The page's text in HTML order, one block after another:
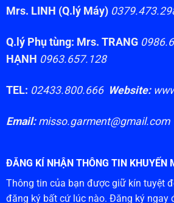
Mrs. LINH (Q.lý Máy)
Q.lý Phụ tùng: Mrs. TRANG
HẠNH 0963.657.128
TEL: 02433.800.666 Website:
Email:misso.garment@gmail.com
ĐĂNG KÍ NHẬN THÔNG TIN KHUYẾN
Thông tin của bạn được giữ kín tuyệt
đăng ký bất cứ lúc nào. Đăng ký ngay